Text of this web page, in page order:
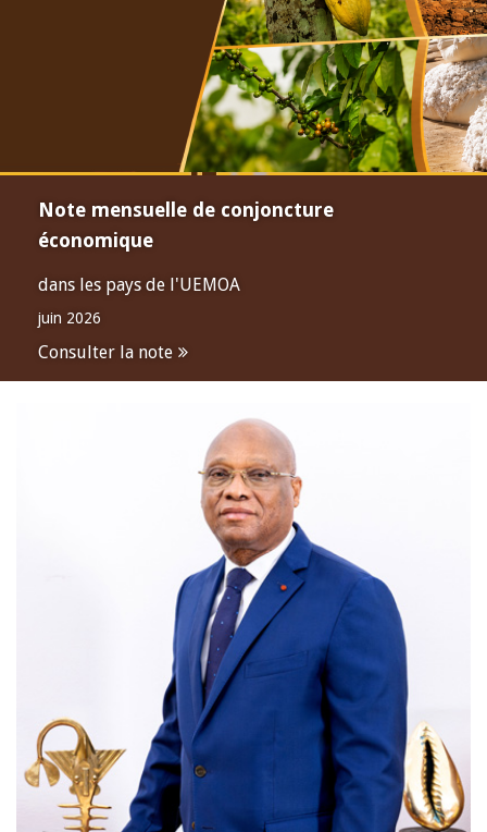
Note mensuelle de conjoncture
économique
dans les pays de l'UEMOA
juin 2026
Consulter la note